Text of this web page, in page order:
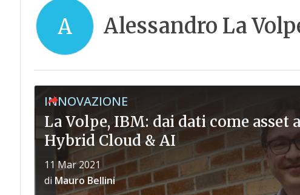
A Alessandro La
INNOVAZIONE
La Volpe, IBM: dai dati come asset
Hybrid Cloud & AI
11 Mar 2021
di Mauro Bellini